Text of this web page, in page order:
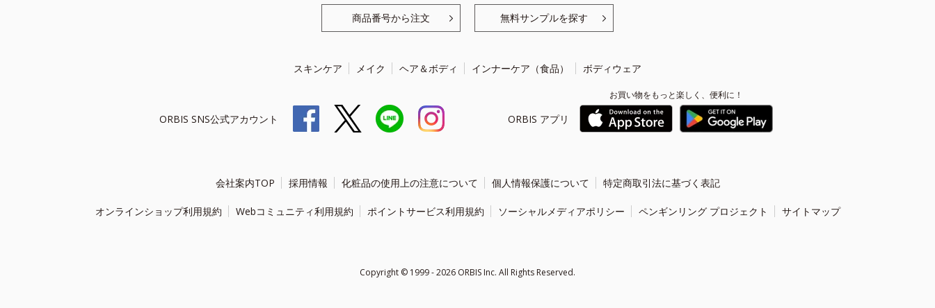
商品番号から注文 無料サンプルを探す
スキンケア メイク ヘア＆ボディ インナーケア（食品） ボディウェア
ORBIS SNS公式アカウント ORBIS アプリ
お買い物をもっと楽しく、便利に！
会社案内TOP 採用情報 化粧品の使用上の注意について 個人情報保護について 特定商取引法に基づく表記
オンラインショップ利用規約 Webコミュニティ利用規約 ポイントサービス利用規約 ソーシャルメディアポリシー ペンギンリング プロジェクト サイトマップ
Copyright © 1999 - 2026 ORBIS Inc. All Rights Reserved.